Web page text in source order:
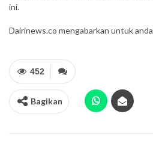
ini.
Dairinews.co mengabarkan untuk anda
452
Bagikan